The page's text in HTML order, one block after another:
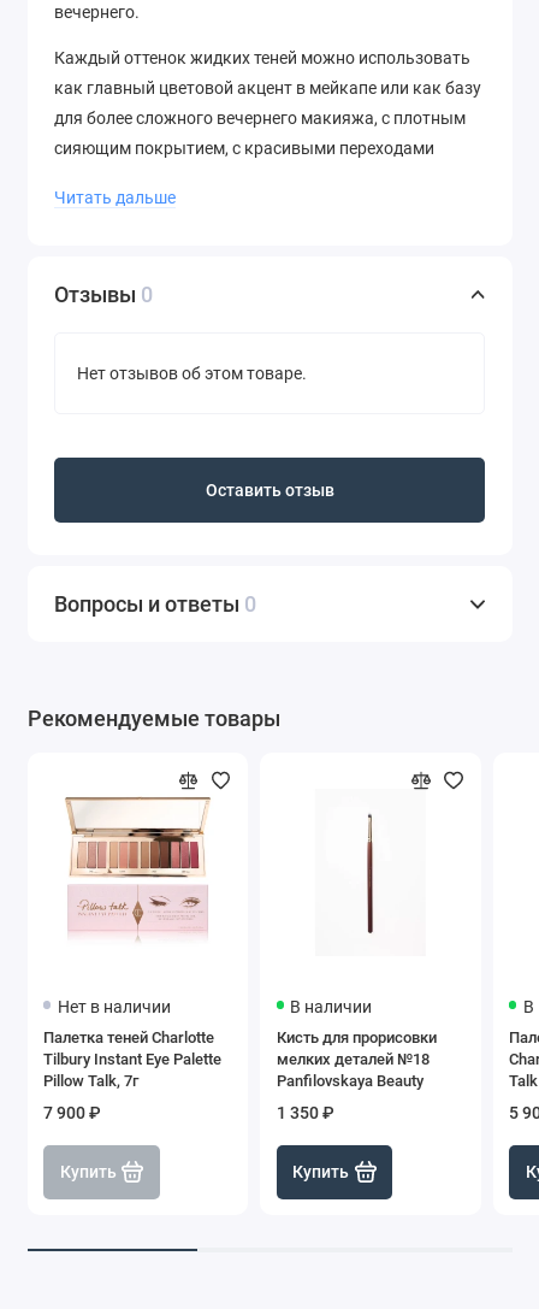
вечернего.
Каждый оттенок жидких теней можно использовать
как главный цветовой акцент в мейкапе или как базу
для более сложного вечернего макияжа, с плотным
сияющим покрытием, с красивыми переходами
гелевая текстура теней Artiste 24/7 –
скатываются в комочки, нанесение не трескается.
Читать дальше
Отзывы 0
Нет отзывов об этом товаре.
Оставить отзыв
Вопросы и ответы 0
Рекомендуемые товары
Нет в наличии
Палетка теней Charlotte
Tilbury Instant Eye Palette
Pillow Talk, 7г
7 900 ₽
Купить
В наличии
Кисть для прорисовки
мелких деталей №18
Panfilovskaya Beauty
1 350 ₽
Купить
В
5